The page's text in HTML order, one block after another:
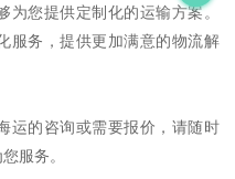
您提供定制化的运输方案。
服务，提供更加满意的物流解
运的咨询或需要报价，请随时
服务。